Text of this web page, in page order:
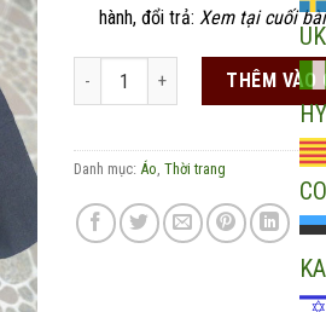
UK
HY
CO
KA
hành, đổi trả: Xem tại cuối
Áo chần bông 2 mặt dáng ngắn
THÊM VÀO
Danh mục: Áo, Thời trang